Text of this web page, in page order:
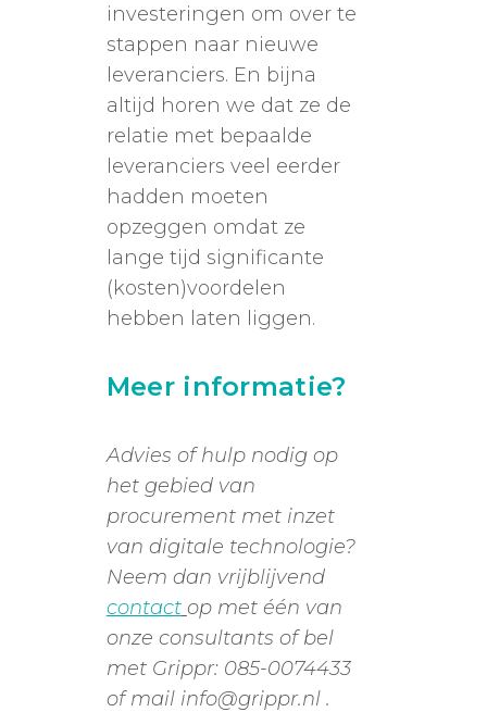
investeringen om over te
stappen naar nieuwe
leveranciers. En bijna
altijd horen we dat ze de
relatie met bepaalde
leveranciers veel eerder
hadden moeten
opzeggen omdat ze
lange tijd significante
(kosten)voordelen
hebben laten liggen.
Meer informatie?
Advies of hulp nodig op
het gebied van
procurement met inzet
van digitale technologie?
Neem dan vrijblijvend
contact op met één van
onze consultants ofbel
met Grippr: 085-0074433
of mail info@grippr.nl .